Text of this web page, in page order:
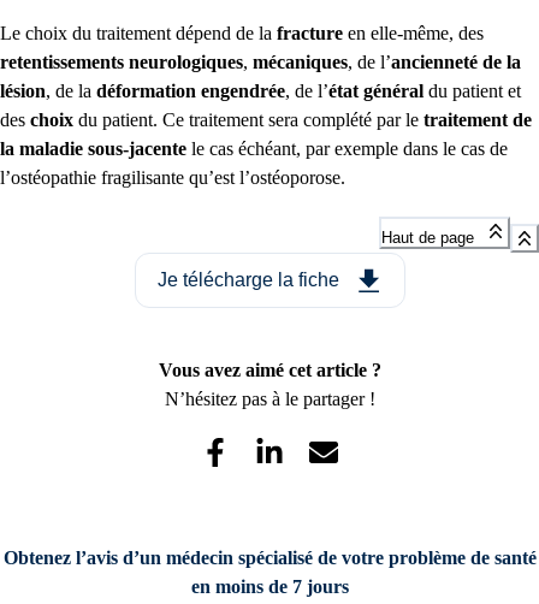
Le choix du traitement dépend de la fracture en elle-même, des
retentissements neurologiques, mécaniques, de l’ancienneté de la
lésion, de la déformation engendrée, de l’état général du patient et
des choix du patient. Ce traitement sera complété par le traitement de
la maladie sous-jacente le cas échéant, par exemple dans le cas de
l’ostéopathie fragilisante qu’est l’ostéoporose.
Haut de page
Je télécharge la fiche
Vous avez aimé cet article ?
N’hésitez pas à le partager !
Obtenez l’avis d’un médecin spécialisé de votre problème de santé
en moins de 7 jours